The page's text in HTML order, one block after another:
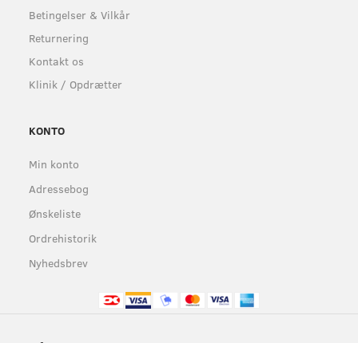
Betingelser & Vilkår
Returnering
Kontakt os
Klinik / Opdrætter
KONTO
Min konto
Adressebog
Ønskeliste
Ordrehistorik
Nyhedsbrev